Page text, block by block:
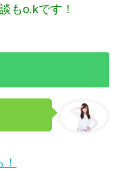
もo.kです！